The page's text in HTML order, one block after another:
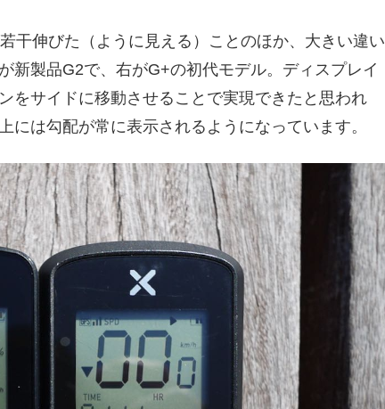
干伸びた（ように見える）ことのほか、大きい違い
新製品G2で、右がG+の初代モデル。ディスプレイ
をサイドに移動させることで実現できたと思われ
は勾配が常に表示されるようになっています。